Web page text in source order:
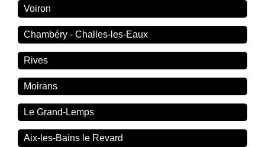
Voiron
Chambéry - Challes-les-Eaux
Rives
Moirans
Le Grand-Lemps
Aix-les-Bains le Revard